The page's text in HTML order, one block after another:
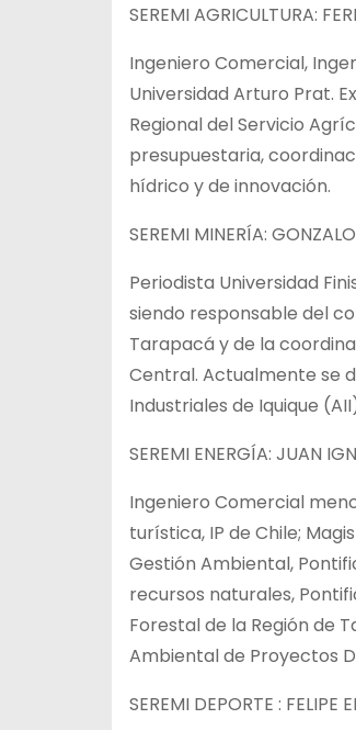
SEREMI AGRICULTURA:
Ingeniero Comercial,
Universidad Arturo Prat.
Regional del Servicio
presupuestaria,
hídrico y de innovación.
SEREMI MINERÍA:
Periodista Universidad
siendo responsable del
Tarapacá y de la
Central. Actualmente se
Industriales de Iquique
SEREMI ENERGÍA: JUAN
Ingeniero Comercial
turística, IP de Chile;
Gestión Ambiental,
recursos naturales,
Forestal de la Región de
Ambiental de Proyectos
SEREMI DEPORTE : FELIPE